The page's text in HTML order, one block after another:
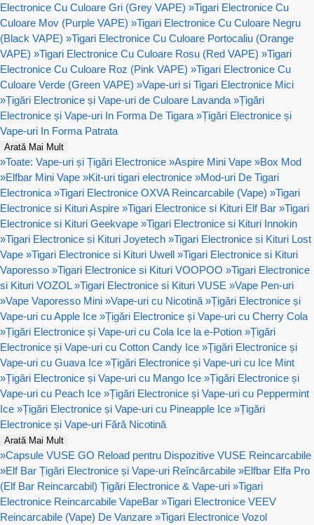
Electronice Cu Culoare Gri (Grey VAPE) »Tigari Electronice Cu
Culoare Mov (Purple VAPE) »Tigari Electronice Cu Culoare Negru
(Black VAPE) »Tigari Electronice Cu Culoare Portocaliu (Orange
VAPE) »Tigari Electronice Cu Culoare Rosu (Red VAPE) »Tigari
Electronice Cu Culoare Roz (Pink VAPE) »Tigari Electronice Cu
Culoare Verde (Green VAPE) »Vape-uri si Tigari Electronice Mici
»Țigări Electronice și Vape-uri de Culoare Lavanda »Țigări
Electronice și Vape-uri In Forma De Tigara »Țigări Electronice și
Vape-uri In Forma Patrata
Arată Mai Mult
»Toate: Vape-uri și Țigări Electronice »Aspire Mini Vape »Box Mod
»Elfbar Mini Vape »Kit-uri tigari electronice »Mod-uri De Tigari
Electronica »Tigari Electronice OXVA Reincarcabile (Vape) »Tigari
Electronice si Kituri Aspire »Tigari Electronice si Kituri Elf Bar »Tigari
Electronice si Kituri Geekvape »Tigari Electronice si Kituri Innokin
»Tigari Electronice si Kituri Joyetech »Tigari Electronice si Kituri Lost
Vape »Tigari Electronice si Kituri Uwell »Tigari Electronice si Kituri
Vaporesso »Tigari Electronice si Kituri VOOPOO »Tigari Electronice
si Kituri VOZOL »Tigari Electronice si Kituri VUSE »Vape Pen-uri
»Vape Vaporesso Mini »Vape-uri cu Nicotină »Țigări Electronice și
Vape-uri cu Apple Ice »Țigări Electronice și Vape-uri cu Cherry Cola
»Țigări Electronice și Vape-uri cu Cola Ice la e-Potion »Țigări
Electronice și Vape-uri cu Cotton Candy Ice »Țigări Electronice și
Vape-uri cu Guava Ice »Țigări Electronice și Vape-uri cu Ice Mint
»Țigări Electronice și Vape-uri cu Mango Ice »Țigări Electronice și
Vape-uri cu Peach Ice »Țigări Electronice și Vape-uri cu Peppermint
Ice »Țigări Electronice și Vape-uri cu Pineapple Ice »Țigări
Electronice și Vape-uri Fără Nicotină
Arată Mai Mult
»Capsule VUSE GO Reload pentru Dispozitive VUSE Reincarcabile
»Elf Bar Țigări Electronice și Vape-uri Reîncărcabile »Elfbar Elfa Pro
(Elf Bar Reincarcabil) Țigări Electronice & Vape-uri »Tigari
Electronice Reincarcabile VapeBar »Tigari Electronice VEEV
Reincarcabile (Vape) De Vanzare »Tigari Electronice Vozol